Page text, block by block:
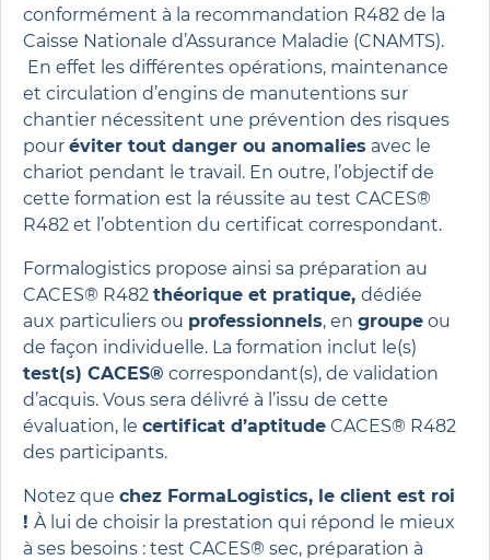
conformément à la recommandation R482 de la
Caisse Nationale d’Assurance Maladie (CNAMTS).
En effet les différentes opérations, maintenance
et circulation d’engins de manutentions sur
chantier nécessitent une prévention des risques
pour éviter tout danger ou anomalies avec le
chariot pendant le travail. En outre, l’objectif de
cette formation est la réussite au test CACES®
R482 et l’obtention du certificat correspondant.
Formalogistics propose ainsi sa préparation au
CACES® R482 théorique et pratique, dédiée
aux particuliers ou professionnels, en groupe ou
de façon individuelle. La formation inclut le(s)
test(s) CACES® correspondant(s), de validation
d’acquis. Vous sera délivré à l’issu de cette
évaluation, le certificat d’aptitude CACES® R482
des participants.
Notez que chez FormaLogistics, le client est roi
! À lui de choisir la prestation qui répond le mieux
à ses besoins : test CACES® sec, préparation à